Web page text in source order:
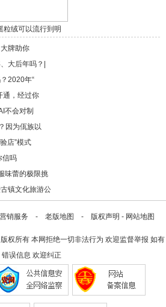
粒绒可以流行到明
年/a>
牌助你
大后年吗？|
2020年“
通，经过你
不会对制
因为佤族以
店”模式
信吗
味蕾的极限挑
镇文化旅游公
营销服务 - 老版地图 - 版权声明 - 网站地图
权所有 本网拒绝一切非法行为 欢迎监督举报 如有
错误信息 欢迎纠正